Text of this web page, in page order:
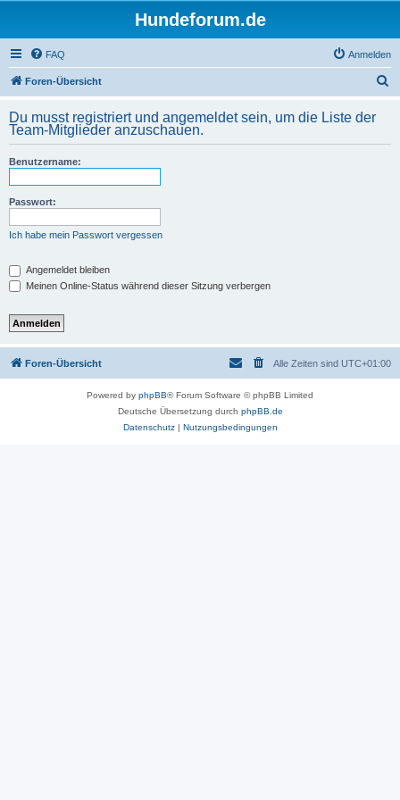
Hundeforum.de
FAQ Anmelden
Foren-Übersicht
h
Du musst registriert und angemeldet sein, um die Liste der
Team-Mitglieder anzuschauen.
Benutzername:
Passwort:
Ich habe mein Passwort vergessen
Angemeldet bleiben
Meinen Online-Status während dieser Sitzung verbergen
Foren-Übersicht Alle Zeiten sind UTC+01:00
Powered by phpBB® Forum Software © phpBB Limited
Deutsche Übersetzung durch phpBB.de
Datenschutz| Nutzungsbedingungen